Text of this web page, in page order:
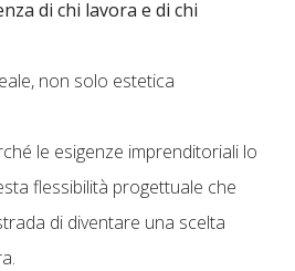
di chi lavora e di chi
non solo estetica
le esigenze imprenditoriali lo
flessibilità progettuale che
di diventare una scelta